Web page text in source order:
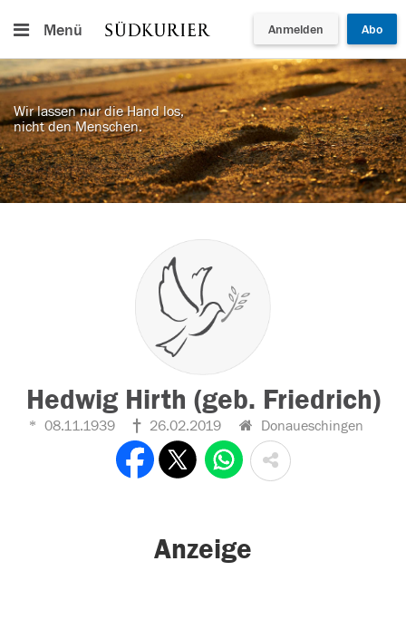
Menü Anmelden Abo
Wir lassen nur die Hand los,
nicht den Menschen.
Hedwig Hirth (geb. Friedrich)
08.11.1939 26.02.2019 Donaueschingen
Anzeige